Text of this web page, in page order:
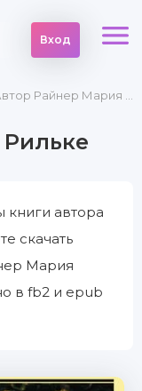
Вход
Райнер Мария Рильке
книги автора
скачать
Мария
в fb2 и epub